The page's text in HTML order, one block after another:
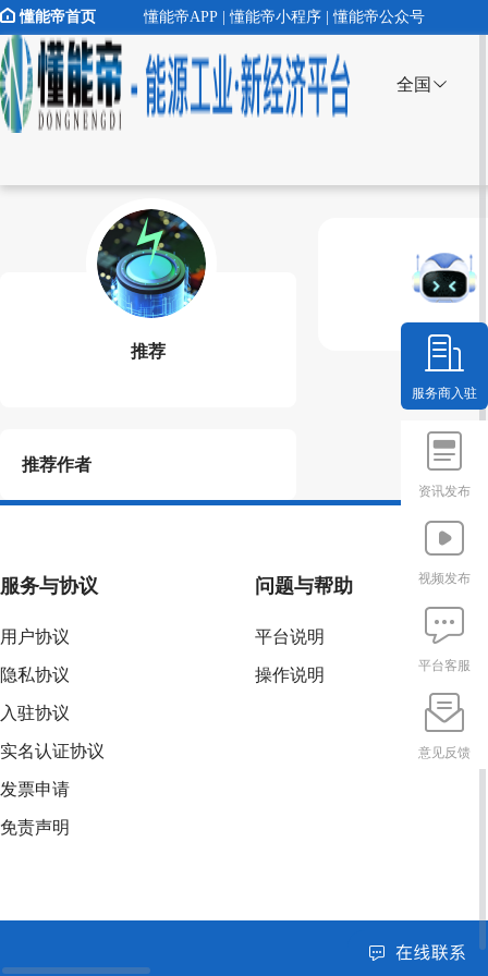
懂能帝首页 懂能帝APP | 懂能帝小程序 | 懂能帝公众号
全国
推荐
推荐作者
服务商入驻
资讯发布
视频发布
平台客服
意见反馈
服务与协议
用户协议
隐私协议
入驻协议
实名认证协议
发票申请
免责声明
问题与帮助
平台说明
操作说明
网上有害信息